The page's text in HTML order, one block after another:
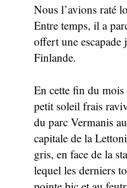
Nous l’avions raté
Entre temps, il a
offert une escapade
Finlande.
En cette fin du mois
petit soleil frais
du parc Vermanis
capitale de la
gris, en face de la
lequel les derniers